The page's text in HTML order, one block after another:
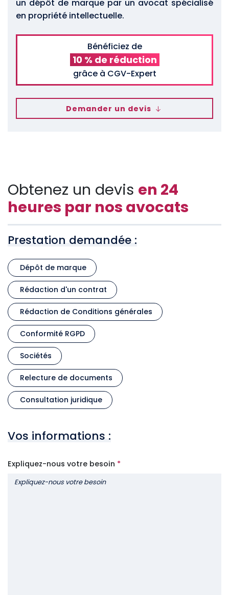
un dépôt de marque par un avocat spécialisé
en propriété intellectuelle.
Bénéficiez de
10 % de réduction
grâce à CGV-Expert
Demander un devis
Obtenez un devis en 24
heures par nos avocats
Prestation demandée :
Dépôt de marque
Rédaction d'un contrat
Rédaction de Conditions générales
Conformité RGPD
Sociétés
Relecture de documents
Consultation juridique
Vos informations :
Expliquez-nous votre besoin